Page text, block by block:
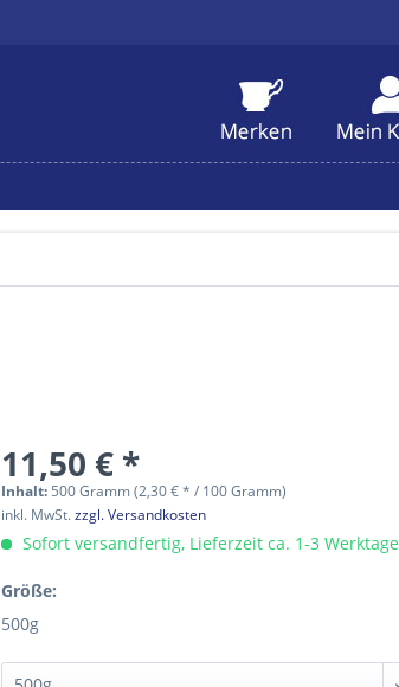
11,50 € *
Inhalt: 500 Gramm (2,30 € * / 100 Gramm)
inkl. MwSt.zzgl. Versandkosten
Sofort versandfertig, Lieferzeit ca. 1-3 Werktage
Größe:
500g